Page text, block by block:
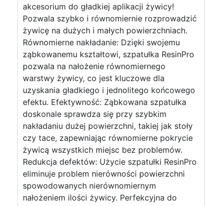
akcesorium do gładkiej aplikacji żywicy!
Pozwala szybko i równomiernie rozprowadzić
żywicę na dużych i małych powierzchniach.
Równomierne nakładanie: Dzięki swojemu
ząbkowanemu kształtowi, szpatułka ResinPro
pozwala na nałożenie równomiernego
warstwy żywicy, co jest kluczowe dla
uzyskania gładkiego i jednolitego końcowego
efektu. Efektywność: Ząbkowana szpatułka
doskonale sprawdza się przy szybkim
nakładaniu dużej powierzchni, takiej jak stoły
czy tace, zapewniając równomierne pokrycie
żywicą wszystkich miejsc bez problemów.
Redukcja defektów: Użycie szpatułki ResinPro
eliminuje problem nierówności powierzchni
spowodowanych nierównomiernym
nałożeniem ilości żywicy. Perfekcyjna do